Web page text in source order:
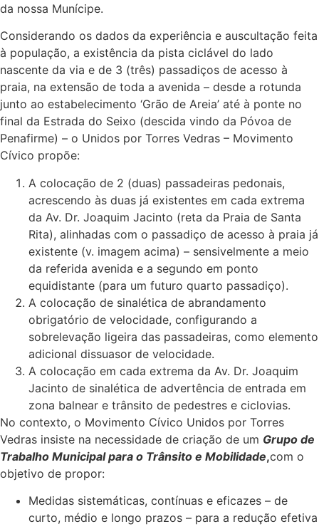
da nossa Munícipe.
Considerando os dados da experiência e auscultação feita
à população, a existência da pista ciclável do lado
nascente da via e de 3 (três) passadiços de acesso à
praia, na extensão de toda a avenida – desde a rotunda
junto ao estabelecimento ‘Grão de Areia’ até à ponte no
final da Estrada do Seixo (descida vindo da Póvoa de
Penafirme) – o Unidos por Torres Vedras – Movimento
Cívico propõe:
A colocação de 2 (duas) passadeiras pedonais,
acrescendo às duas já existentes em cada extrema
da Av. Dr. Joaquim Jacinto (reta da Praia de Santa
Rita), alinhadas com o passadiço de acesso à praia já
existente (v. imagem acima) – sensivelmente a meio
da referida avenida e a segundo em ponto
equidistante (para um futuro quarto passadiço).
A colocação de sinalética de abrandamento
obrigatório de velocidade, configurando a
sobrelevação ligeira das passadeiras, como elemento
adicional dissuasor de velocidade.
A colocação em cada extrema da Av. Dr. Joaquim
Jacinto de sinalética de advertência de entrada em
zona balnear e trânsito de pedestres e ciclovias.
No contexto, o Movimento Cívico Unidos por Torres
Vedras insiste na necessidade de criação de um Grupo de
Trabalho Municipal para o Trânsito e Mobilidade,com o
objetivo de propor:
Medidas sistemáticas, contínuas e eficazes – de
curto, médio e longo prazos – para a redução efetiva